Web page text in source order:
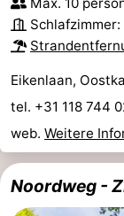
Oosterschelde
Burgh
Haamstede
-
Natur
Kop
van
Schouwen
Walcheren
-
Veere
-
Natur
-
Schlafzimmer:
Eikenlaan,
tel. +31 118 744
web. Weitere
Noordweg -